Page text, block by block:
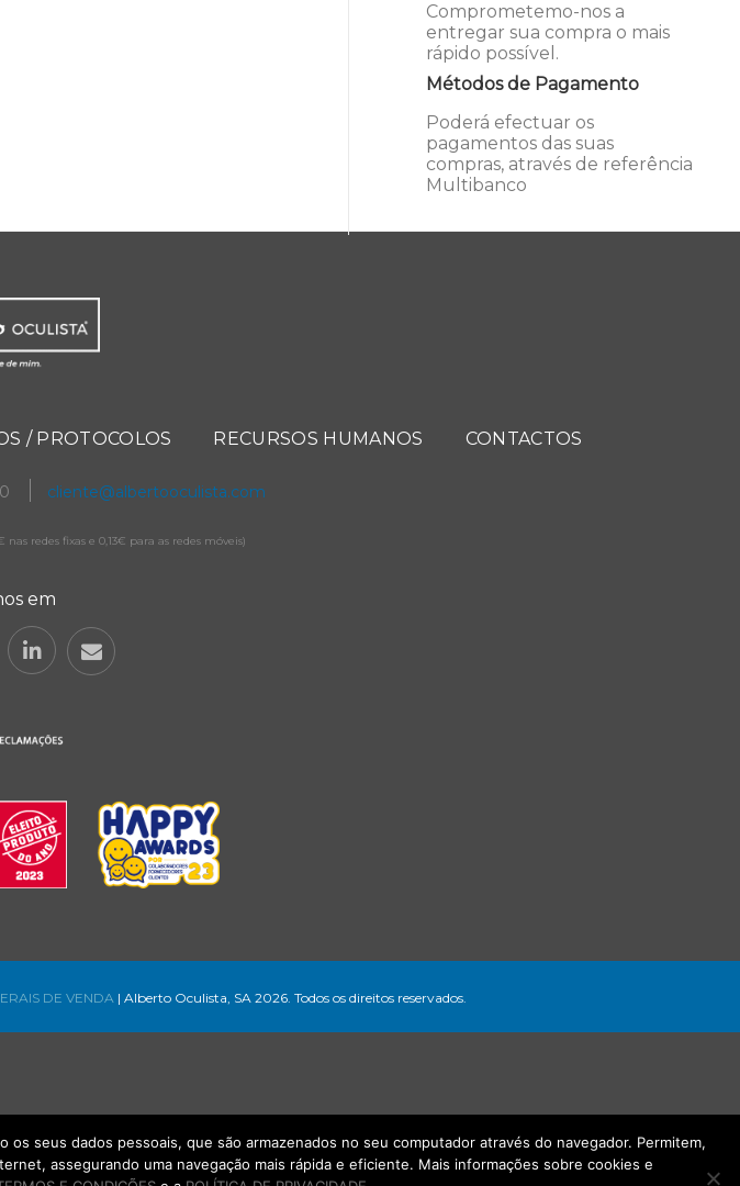
Comprometemo-nos a
entregar sua compra o mais
rápido possível.
Métodos de Pagamento
Poderá efectuar os
pagamentos das suas
compras, através de referência
Multibanco
/ PROTOCOLOS RECURSOS HUMANOS CONTACTOS
cliente@albertooculista.com
redes fixas e 0,13€ para as redes móveis)
em
DE VENDA | Alberto Oculista, SA 2026. Todos os direitos reservados.
seus dados pessoais, que são armazenados no seu computador através do navegador. Permitem,
assegurando uma navegação mais rápida e eficiente. Mais informações sobre cookies e